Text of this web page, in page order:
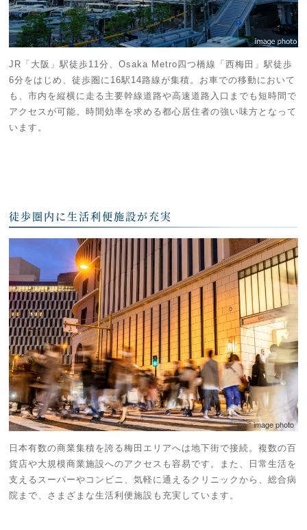
JR「大阪」駅徒歩11分、Osaka Metro四つ橋線「西梅田」駅徒歩
6分をはじめ、徒歩圏に16駅14路線が集積。お車での移動において
も、市内を縦横に走る主要幹線道路や高速道路入口までも短時間で
アクセスが可能。時間効率を求める都心居住者の強い味方となって
います。
徒歩圏内に生活利便施設が充実
image photo
日本有数の商業集積を誇る梅田エリアへは地下街で接続。複数の百
貨店や大規模商業施設へのアクセスも容易です。また、日常生活を
支えるスーパーやコンビニ、気軽に通えるクリニックから、総合病
院まで、さまざまな生活利便施設も充実しています。